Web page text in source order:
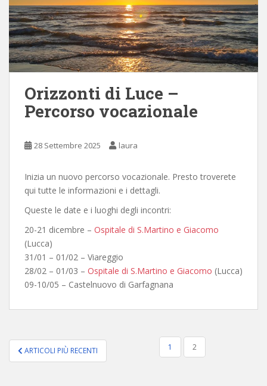
Orizzonti di Luce –
Percorso vocazionale
28 Settembre 2025 laura
Inizia un nuovo percorso vocazionale. Presto troverete
qui tutte le informazioni e i dettagli.
Queste le date e i luoghi degli incontri:
20-21 dicembre – Ospitale di S.Martino e Giacomo
(Lucca)
31/01 – 01/02 – Viareggio
28/02 – 01/03 – Ospitale di S.Martino e Giacomo (Lucca)
09-10/05 – Castelnuovo di Garfagnana
PAGINAZIONE
DEGLI
ARTICOLI PIÙ RECENTI 1 2